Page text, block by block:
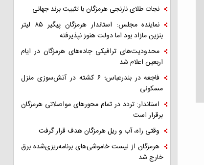
نجات طلای نارنجی هرمزگان با تثبیت برند جهانی
نماینده مجلس: استاندار هرمزگان پیگیر ۸۵ لیتر
بنزین مازاد بود اما دولت هنوز نپذیرفته
محدودیت‌های ترافیکی جاده‌های هرمزگان در ایام
اربعین اعلام شد
فاجعه در بندرعباس؛ ۶ کشته در آتش‌سوزی منزل
مسکونی
استاندار: تردد در تمام محورهای مواصلاتی هرمزگان
برقرار است
وقتی راه، آب و ریل هرمزگان هدف قرار گرفت
هرمزگان از لیست خاموشی‌های برنامه‌ریزی‌شده برق
خارج شد